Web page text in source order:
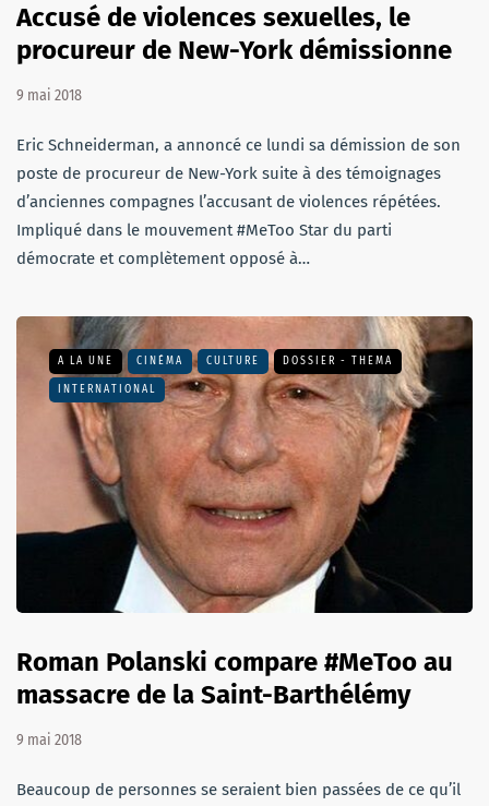
Accusé de violences sexuelles, le
procureur de New-York démissionne
9 mai 2018
Eric Schneiderman, a annoncé ce lundi sa démission de son
poste de procureur de New-York suite à des témoignages
d’anciennes compagnes l’accusant de violences répétées.
Impliqué dans le mouvement #MeToo Star du parti
démocrate et complètement opposé à…
A LA UNE CINÉMA CULTURE DOSSIER - THEMA
INTERNATIONAL
Roman Polanski compare #MeToo au
massacre de la Saint-Barthélémy
9 mai 2018
Beaucoup de personnes se seraient bien passées de ce qu’il